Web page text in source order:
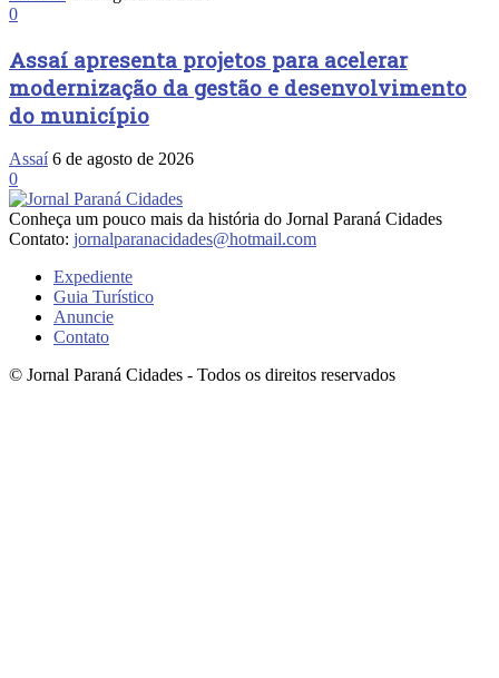
0
Assaí apresenta projetos para acelerar
modernização da gestão e desenvolvimento
do município
Assaí 6 de agosto de 2026
0
Conheça um pouco mais da história do Jornal Paraná Cidades
Contato: jornalparanacidades@hotmail.com
Expediente
Guia Turístico
Anuncie
Contato
© Jornal Paraná Cidades - Todos os direitos reservados